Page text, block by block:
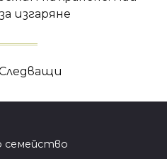
изгаряне
семейство